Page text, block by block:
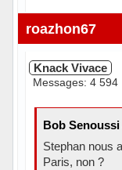
roazhon67
Knack Vivace
Messages: 4 594
Bob
Stephan nous
Paris, non ?